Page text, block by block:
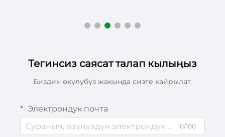
Тегинсиз саясат талап кылыңыз
Биздин өкүлүбүз жакында сизге кайрылат.
Электрондук почта
0/100